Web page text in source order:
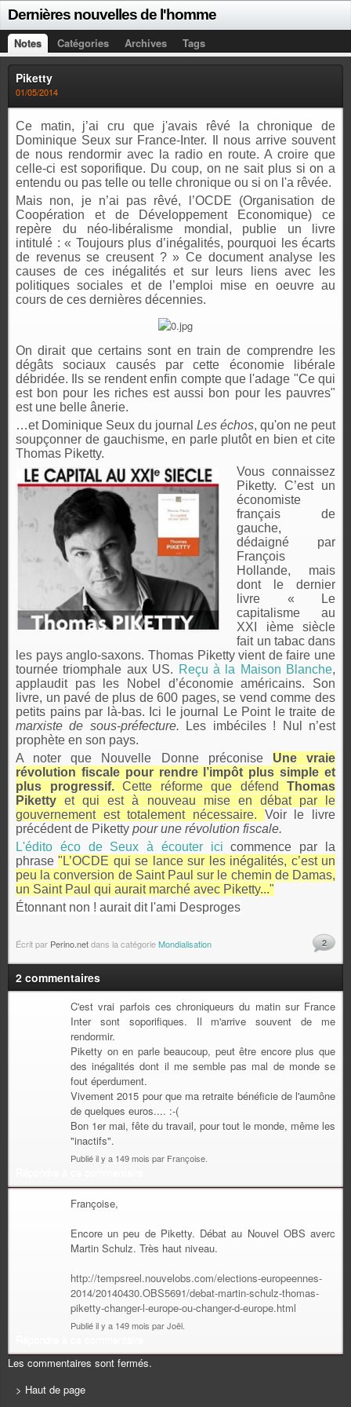
Dernières nouvelles de l'homme
Notes Catégories Archives Tags
Piketty
01/05/2014
Ce matin, j’ai cru que j'avais rêvé la chronique de
Dominique Seux sur France-Inter. Il nous arrive souvent
de nous rendormir avec la radio en route. A croire que
celle-ci est soporifique. Du coup, on ne sait plus si on a
entendu ou pas telle ou telle chronique ou si on l'a rêvée.
Mais non, je n’ai pas rêvé, l’OCDE (Organisation de
Coopération et de Développement Economique)ce
repère du néo-libéralisme mondial, publie un livre
intitulé : « Toujours plus d’inégalités, pourquoi les écarts
de revenus se creusent ? » Ce document analyse les
causes de ces inégalités et sur leurs liens avec les
politiques sociales et de l’emploi mise en oeuvre au
cours de ces dernières décennies.
On dirait que certains sont en train de comprendre les
dégâts sociaux causés par cette économie libérale
débridée. Ils se rendent enfin compte que l'adage "Ce qui
est bon pour les riches est aussi bon pour les pauvres"
est une belle ânerie.
…et Dominique Seux du journal Les échos, qu'on ne peut
soupçonner de gauchisme, en parle plutôt en bien et cite
Thomas Piketty.
Vous connaissez
Piketty. C’est un
économiste
français de
gauche,
dédaigné par
François
Hollande, mais
dont le dernier
livre « Le
capitalisme au
XXI ième siècle
fait un tabac dans
les pays anglo-saxons. Thomas Piketty vient de faire une
tournée triomphale aux US. Reçu à la Maison Blanche,
applaudit pas les Nobel d’économie américains. Son
livre, un pavé de plus de 600 pages, se vend comme des
petits pains par là-bas. Ici le journal Le Point le traite de
marxiste de sous-préfecture. Les imbéciles ! Nul n’est
prophète en son pays.
A noter que Nouvelle Donne préconise Une vraie
révolution fiscale pour rendre l’impôt plus simple et
plus progressif.Cette réforme que défend Thomas
Piketty et qui est à nouveau mise en débat par le
gouvernement est totalement nécessaire. Voir le livre
précédent de Piketty pour une révolution fiscale.
L'édito éco de Seux à écouter ici commence par la
phrase" L’OCDE qui se lance sur les inégalités, c’est un
peu la conversion de Saint Paul sur le chemin de Damas,
un Saint Paul qui aurait marché avec Piketty..."
Étonnant non ! aurait dit l'ami Desproges
Écrit par Perino.netdans la catégorieMondialisation 2
2 commentaires
C'est vrai parfois ces chroniqueurs du matin sur France
Inter sont soporifiques. Il m'arrive souvent de me
rendormir.
Piketty on en parle beaucoup, peut être encore plus que
des inégalités dont il me semble pas mal de monde se
fout éperdument.
Vivement 2015 pour que ma retraite bénéficie de l'aumône
de quelques euros.... :-(
Bon 1er mai, fête du travail, pour tout le monde, même les
"inactifs".
Publié il y a 149 mois par Françoise.
Françoise,
Encore un peu de Piketty. Débat au Nouvel OBS averc
Martin Schulz. Très haut niveau.
http://tempsreel.nouvelobs.com/elections-europeennes-
2014/20140430.OBS5691/debat-martin-schulz-thomas-
piketty-changer-l-europe-ou-changer-d-europe.html
Publié il y a 149 mois par Joël.
Les commentaires sont fermés.
> Haut de page